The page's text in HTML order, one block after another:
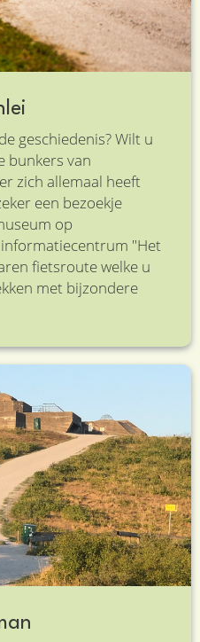
geschiedenis? Wilt u
bunkers van
zich allemaal heeft
een bezoekje
op
"Het
fietsroute welke u
met bijzondere